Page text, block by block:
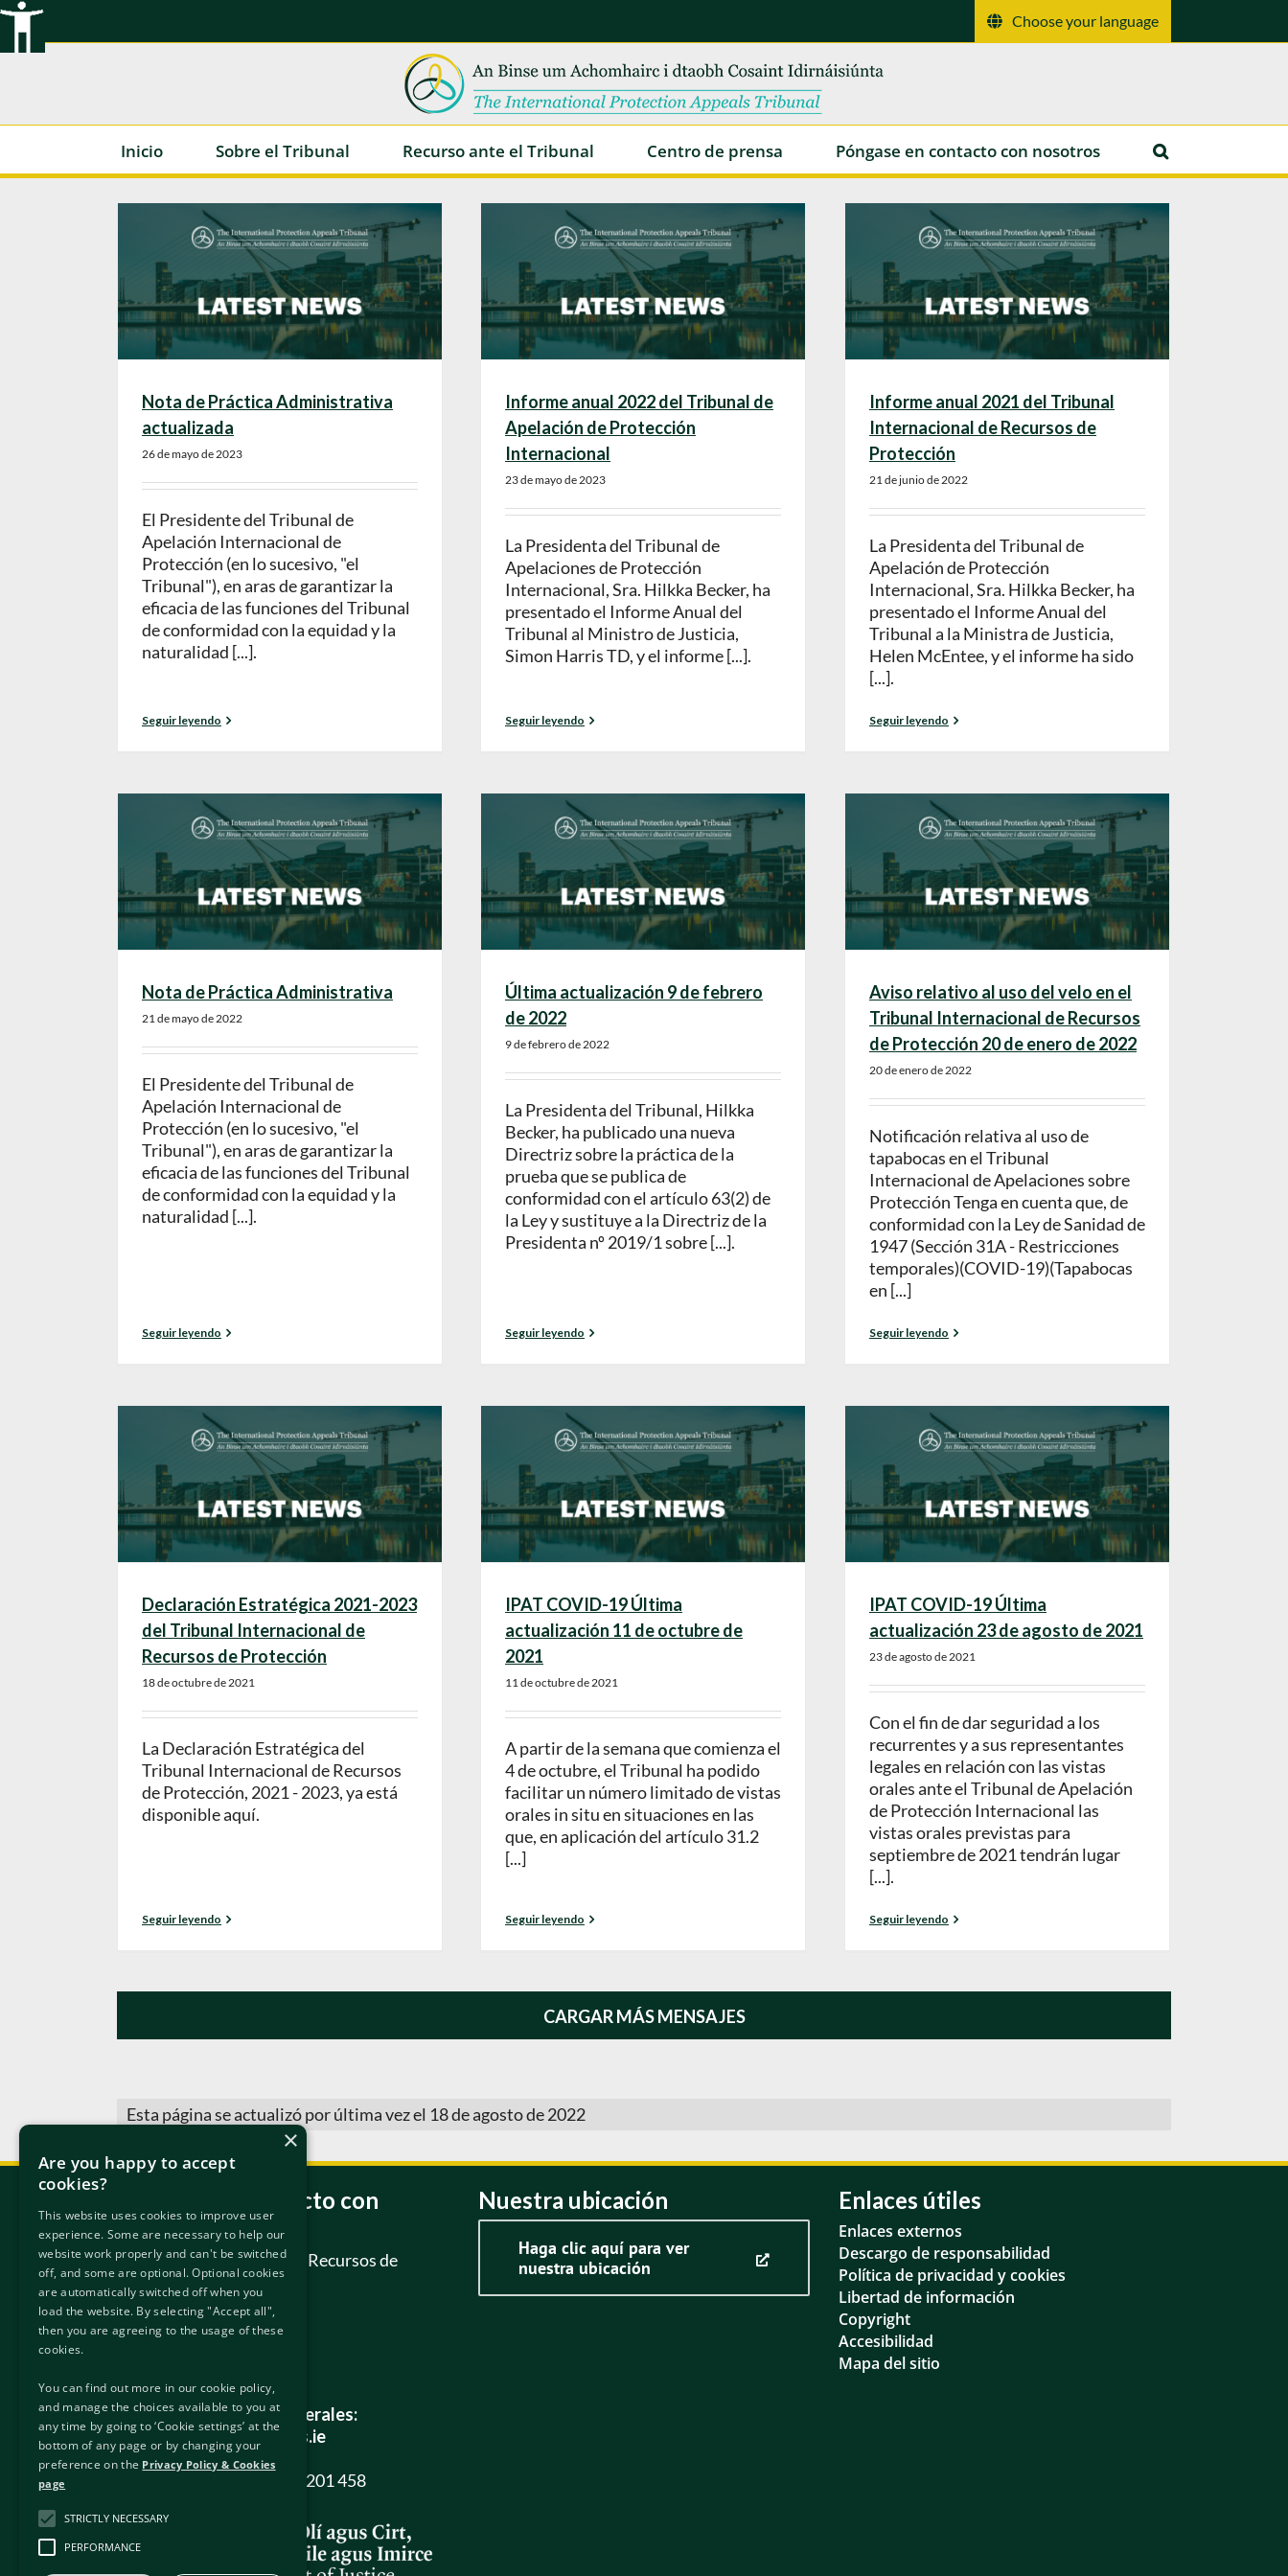
Ir
contenido
Choose your language
Inicio Sobre el Tribunal Recurso ante el Tribunal Centro de prensa Póngase en contacto con nosotros
Nota de Práctica Administrativa
actualizada
26 de mayo de 2023
El Presidente del Tribunal de
Apelación Internacional de
Protección (en lo sucesivo, "el
Tribunal"), en aras de garantizar la
eficacia de las funciones del Tribunal
de conformidad con la equidad y la
naturalidad [...].
Seguir leyendo
Informe anual 2022 del Tribunal de
Apelación de Protección
Internacional
23 de mayo de 2023
La Presidenta del Tribunal de
Apelaciones de Protección
Internacional, Sra. Hilkka Becker, ha
presentado el Informe Anual del
Tribunal al Ministro de Justicia,
Simon Harris TD, y el informe [...].
Seguir leyendo
Informe anual 2021 del Tribunal
Internacional de Recursos de
Protección
21 de junio de 2022
La Presidenta del Tribunal de
Apelación de Protección
Internacional, Sra. Hilkka Becker, ha
presentado el Informe Anual del
Tribunal a la Ministra de Justicia,
Helen McEntee, y el informe ha sido
[...].
Seguir leyendo
Nota de Práctica Administrativa
21 de mayo de 2022
El Presidente del Tribunal de
Apelación Internacional de
Protección (en lo sucesivo, "el
Tribunal"), en aras de garantizar la
eficacia de las funciones del Tribunal
de conformidad con la equidad y la
naturalidad [...].
Seguir leyendo
Última actualización 9 de febrero
de 2022
9 de febrero de 2022
La Presidenta del Tribunal, Hilkka
Becker, ha publicado una nueva
Directriz sobre la práctica de la
prueba que se publica de
conformidad con el artículo 63(2) de
la Ley y sustituye a la Directriz de la
Presidenta nº 2019/1 sobre [...].
Seguir leyendo
Aviso relativo al uso del velo en el
Tribunal Internacional de Recursos
de Protección 20 de enero de 2022
20 de enero de 2022
Notificación relativa al uso de
tapabocas en el Tribunal
Internacional de Apelaciones sobre
Protección Tenga en cuenta que, de
conformidad con la Ley de Sanidad de
1947 (Sección 31A - Restricciones
temporales)(COVID-19)(Tapabocas
en [...]
Seguir leyendo
Declaración Estratégica 2021-2023
del Tribunal Internacional de
Recursos de Protección
18 de octubre de 2021
La Declaración Estratégica del
Tribunal Internacional de Recursos
de Protección, 2021 - 2023, ya está
disponible aquí.
Seguir leyendo
IPAT COVID-19 Última
actualización 11 de octubre de
2021
11 de octubre de 2021
A partir de la semana que comienza el
4 de octubre, el Tribunal ha podido
facilitar un número limitado de vistas
orales in situ en situaciones en las
que, en aplicación del artículo 31.2
[...]
Seguir leyendo
IPAT COVID-19 Última
actualización 23 de agosto de 2021
23 de agosto de 2021
Con el fin de dar seguridad a los
recurrentes y a sus representantes
legales en relación con las vistas
orales ante el Tribunal de Apelación
de Protección Internacional las
vistas orales previstas para
septiembre de 2021 tendrán lugar
[...].
Seguir leyendo
CARGAR MÁS MENSAJES
Esta página se actualizó por última vez el 18 de agosto de 2022
Póngase en contacto con
nosotros
Tribunal Internacional de Recursos de
Protección
6/7 Hanover Street East
Dublín
Todas las consultas generales:
info@protectionappeals.ie
1800 201 458
Nuestra ubicación
Haga clic aquí para ver
nuestra ubicación
Enlaces útiles
Enlaces externos
Descargo de responsabilidad
Política de privacidad y cookies
Libertad de información
Copyright
Accesibilidad
Mapa del sitio
×
Are you happy to accept
cookies?
This website uses cookies to improve user
experience. Some are necessary to help our
website work properly and can't be switched
off, and some are optional. Optional cookies
are automatically switched off when you
load the website. By selecting "Accept all",
then you are agreeing to the usage of these
cookies.
You can find out more in our cookie policy,
and manage the choices available to you at
any time by going to ‘Cookie settings’ at the
bottom of any page or by changing your
preference on the Privacy Policy & Cookies
page
STRICTLY NECESSARY
PERFORMANCE